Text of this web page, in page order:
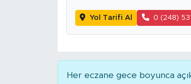
Yol Tarifi Al 0 (248)
Her eczane gece boyunca
YAZARLAR
POLİTİKA